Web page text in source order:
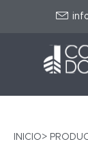
INICIO>